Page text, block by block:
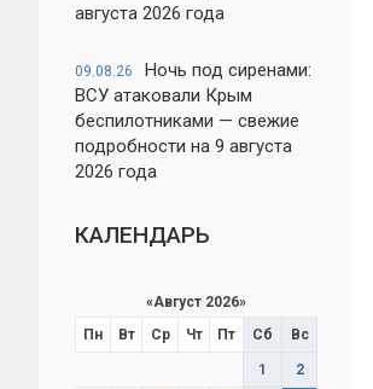
августа 2026 года
09.08.26
Ночь под сиренами:
ВСУ атаковали Крым
беспилотниками — свежие
подробности на 9 августа
2026 года
КАЛЕНДАРЬ
«Август 2026»
Пн
Вт Ср Чт Пт Сб Вс
1 2